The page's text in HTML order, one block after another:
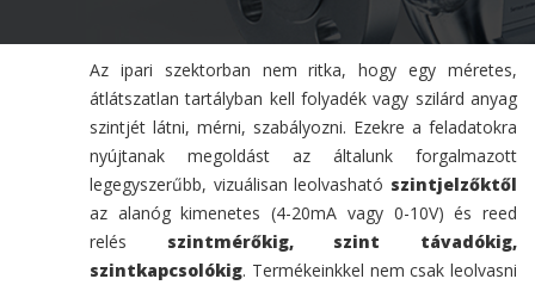
Az ipari szektorban nem ritka, hogy egy méretes,
átlátszatlan tartályban kell folyadék vagy szilárd anyag
szintjét látni, mérni, szabályozni. Ezekre a feladatokra
nyújtanak megoldást az általunk forgalmazott
legegyszerűbb, vizuálisan leolvasható szintjelzőktől
az alanóg kimenetes (4-20mA vagy 0-10V) és reed
relés szintmérőkig, szint távadókig,
szintkapcsolókig. Termékeinkkel nem csak leolvasni